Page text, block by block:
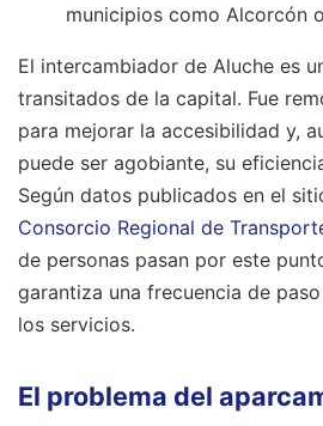
municipios como Alcorcón
El intercambiador de Aluche es
transitados de la capital. Fue
para mejorar la accesibilidad y,
puede ser agobiante, su
Según datos publicados en el
Consorcio Regional de
de personas pasan por este
garantiza una frecuencia de
los servicios.
El problema del